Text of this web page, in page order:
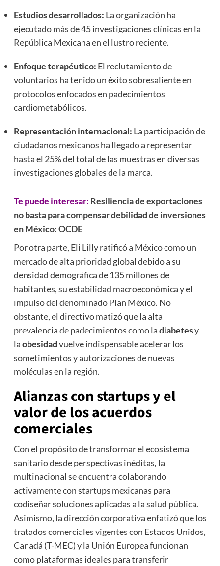
Estudios desarrollados: La organización ha
ejecutado más de 45 investigaciones clínicas en la
República Mexicana en el lustro reciente.
Enfoque terapéutico: El reclutamiento de
voluntarios ha tenido un éxito sobresaliente en
protocolos enfocados en padecimientos
cardiometabólicos.
Representación internacional: La participación de
ciudadanos mexicanos ha llegado a representar
hasta el 25% del total de las muestras en diversas
investigaciones globales de la marca.
Te puede interesar: Resiliencia de exportaciones
no basta para compensar debilidad de inversiones
en México: OCDE
Por otra parte, Eli Lilly ratificó a México como un
mercado de alta prioridad global debido a su
densidad demográfica de 135 millones de
habitantes, su estabilidad macroeconómica y el
impulso del denominado Plan México. No
obstante, el directivo matizó que la alta
prevalencia de padecimientos como ladiabetesy
laobesidadvuelve indispensable acelerar los
sometimientos y autorizaciones de nuevas
moléculas en la región.
Alianzas con startups y el
valor de los acuerdos
comerciales
Con el propósito de transformar el ecosistema
sanitario desde perspectivas inéditas, la
multinacional se encuentra colaborando
activamente con startups mexicanas para
codiseñar soluciones aplicadas a la salud pública.
Asimismo, la dirección corporativa enfatizó que los
tratados comerciales vigentes con Estados Unidos,
Canadá (T-MEC) y la Unión Europea funcionan
como plataformas ideales para transferir